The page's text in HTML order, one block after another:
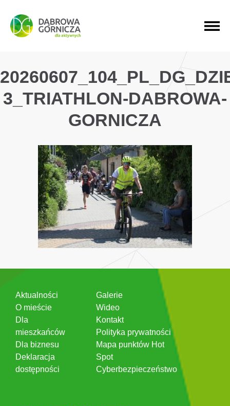
PRZEJDŹ DO MENU GŁÓWNEGO
PRZEJDŹ DO WYSZUKIWARKI
PRZEJDŹ DO TREŚCI
3_TRIATHLON-DABROWA-
GORNICZA
Aktualności
O mieście
Dla
mieszkańców
Dla biznesu
Deklaracja
dostępności
Galerie
Wideo
Kontakt
Polityka prywatności
Mapa punktów Hot
Spot
Cyberbezpieczeństwo